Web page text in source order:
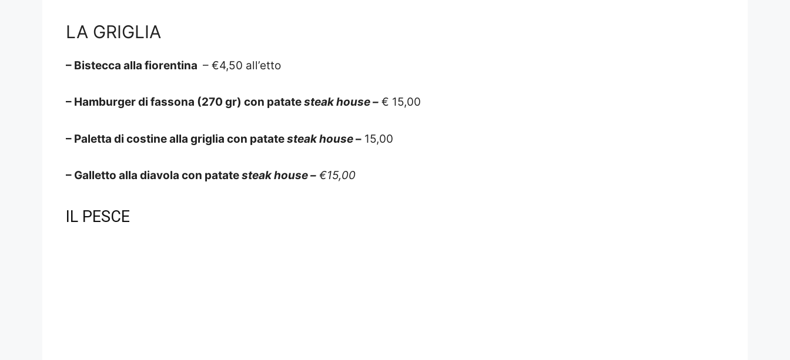
LA GRIGLIA
– Bistecca alla fiorentina – €4,50 all’etto
– Hamburger di fassona (270 gr) con patatesteak house – € 15,00
– Paletta di costine alla griglia con patatesteak house– 15,00
– Galletto alla diavola con patatesteak house – €15,00
IL PESCE